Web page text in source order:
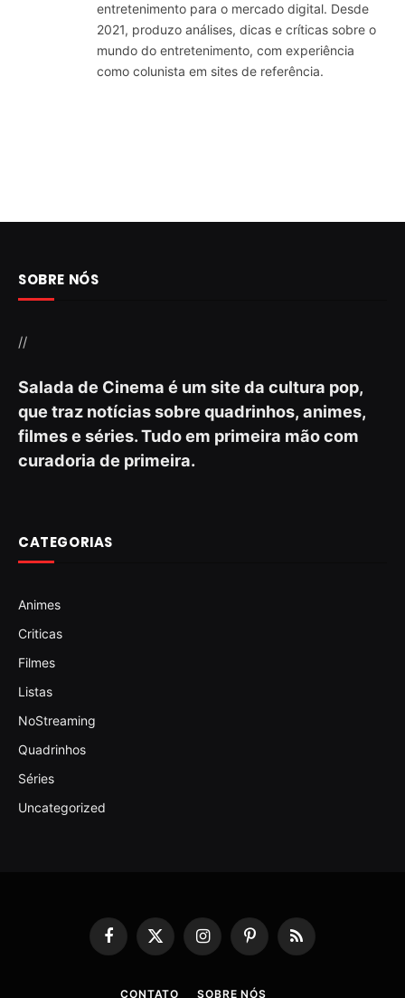
entretenimento para o mercado digital. Desde
2021, produzo análises, dicas e críticas sobre o
mundo do entretenimento, com experiência
como colunista em sites de referência.
SOBRE NÓS
//
Salada de Cinema é um site da cultura pop,
que traz notícias sobre quadrinhos, animes,
filmes e séries. Tudo em primeira mão com
curadoria de primeira.
CATEGORIAS
Animes
Criticas
Filmes
Listas
NoStreaming
Quadrinhos
Séries
Uncategorized
Facebook
X
InstagramPinterestRSS
CONTATO SOBRE NÓS